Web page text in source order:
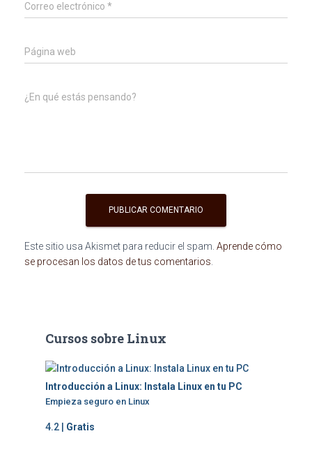
Correo electrónico *
Página web
¿En qué estás pensando?
Este sitio usa Akismet para reducir el spam. Aprende cómo
se procesan los datos de tus comentarios.
Cursos sobre Linux
Introducción a Linux: Instala Linux en tu PC
Empieza seguro en Linux
4.2 | Gratis